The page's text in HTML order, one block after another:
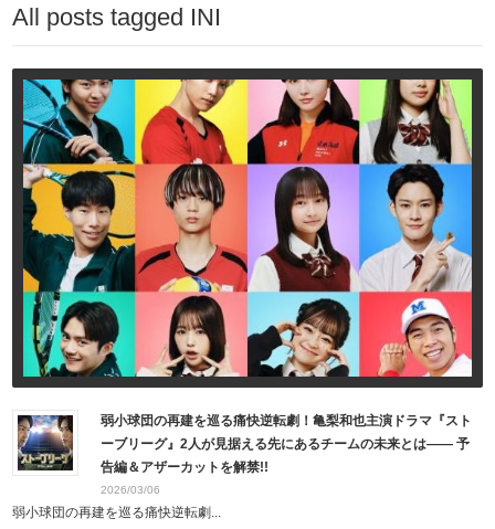
All posts tagged INI
弱小球団の再建を巡る痛快逆転劇！亀梨和也主演ドラマ『スト
ーブリーグ』2人が見据える先にあるチームの未来とは—— 予
告編＆アザーカットを解禁!!
2026/03/06
弱小球団の再建を巡る痛快逆転劇...